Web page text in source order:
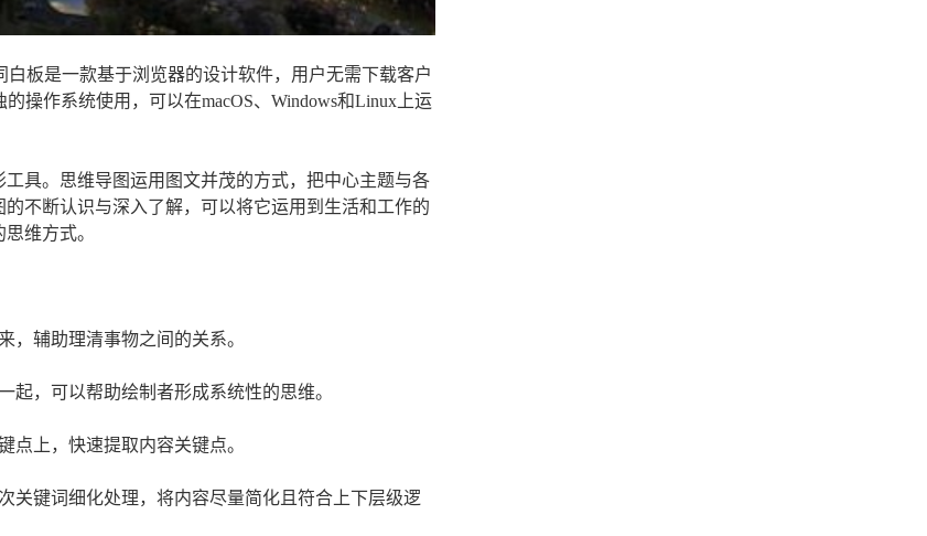
板是一款基于浏览器的设计软件，用户无需下载客户
操作系统使用，可以在macOS、Windows和Linux上运
具。思维导图运用图文并茂的方式，把中心主题与各
不断认识与深入了解，可以将它运用到生活和工作的
维方式。
，辅助理清事物之间的关系。
起，可以帮助绘制者形成系统性的思维。
点上，快速提取内容关键点。
关键词细化处理，将内容尽量简化且符合上下层级逻